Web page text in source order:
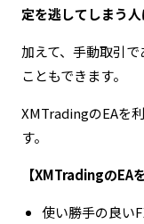
定を逃してしまう
加えて、手動取引
こともできます。
XMTradingのEAを
す。
【XMTradingのEA
使い勝手の良い